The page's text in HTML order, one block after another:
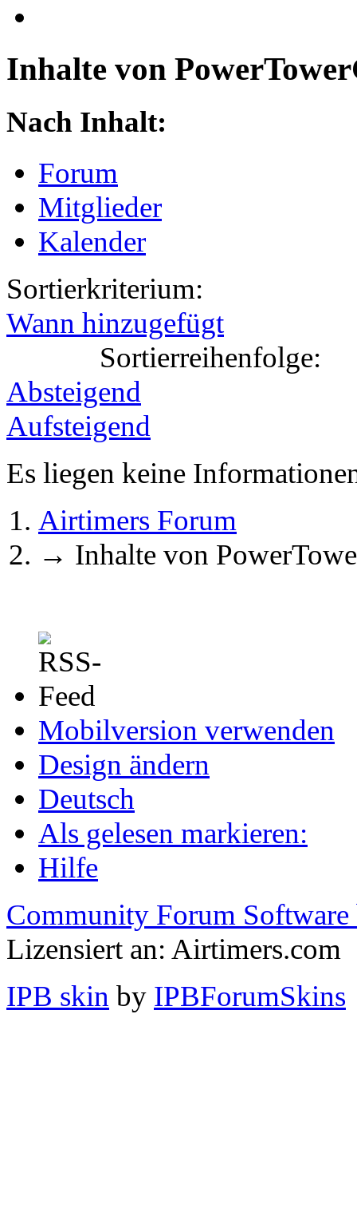
Inhalte von
Nach Inhalt:
Forum
Mitglieder
Kalender
Sortierkriterium:
Wann hinzugefügt
Sortierreihenfolge:
Absteigend
Aufsteigend
Es liegen keine
Airtimers Forum
→ Inhalte von
Mobilversion verwenden
Design ändern
Deutsch
Als gelesen markieren:
Hilfe
Community Forum Software
Lizensiert an: Airtimers.com
IPB skin by IPBForumSkins